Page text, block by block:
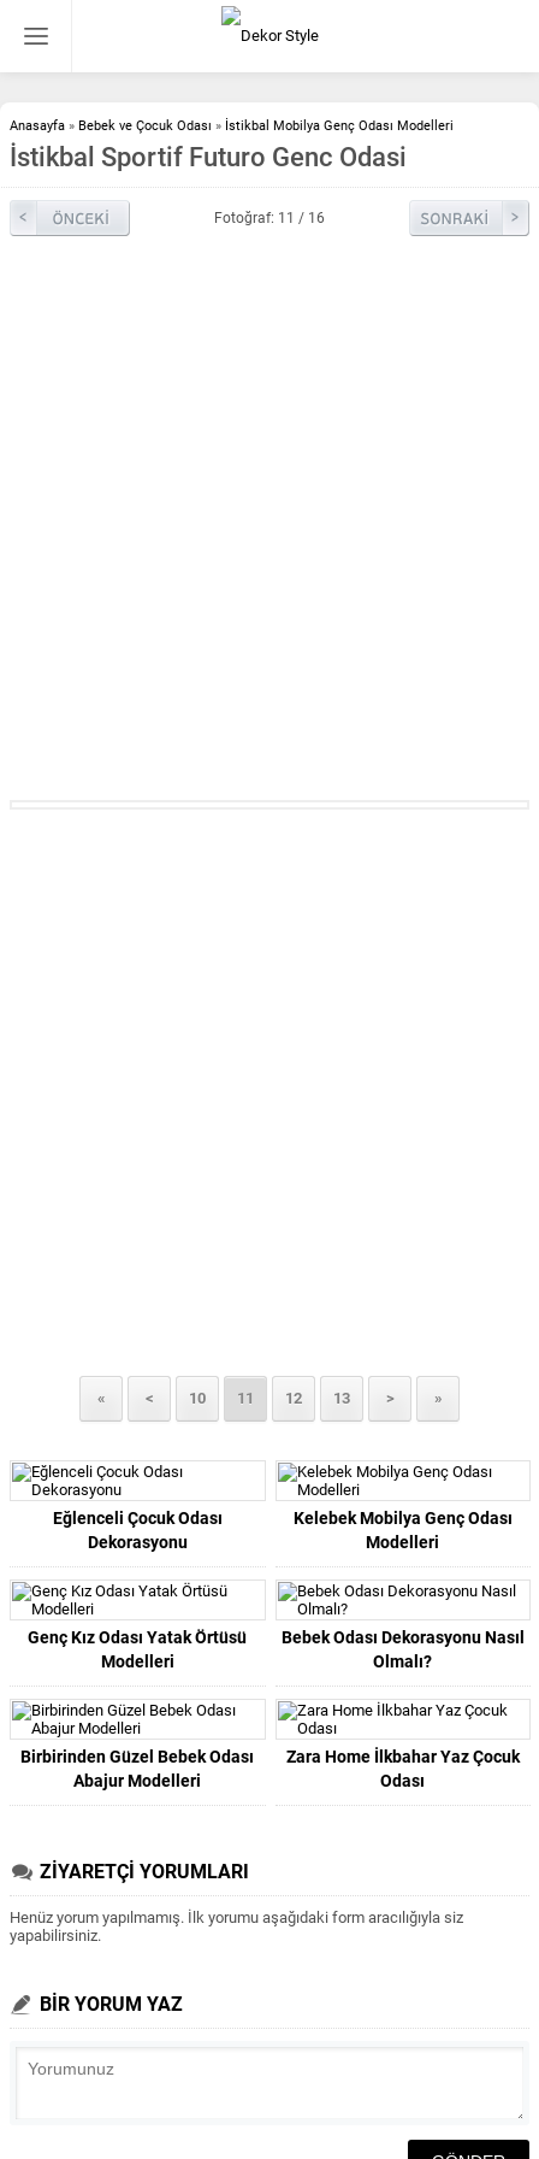
Anasayfa » Bebek ve Çocuk Odası » İstikbal Mobilya Genç Odası Modelleri
İstikbal Sportif Futuro Genc Odasi
Fotoğraf: 11 / 16
« < 10 11 12 13 > »
Eğlenceli Çocuk Odası
Dekorasyonu
Kelebek Mobilya Genç Odası
Modelleri
Genç Kız Odası Yatak Örtüsü
Modelleri
Bebek Odası Dekorasyonu Nasıl
Olmalı?
Birbirinden Güzel Bebek Odası
Abajur Modelleri
Zara Home İlkbahar Yaz Çocuk
Odası
ZİYARETÇİ YORUMLARI
Henüz yorum yapılmamış. İlk yorumu aşağıdaki form aracılığıyla siz
yapabilirsiniz.
BİR YORUM YAZ